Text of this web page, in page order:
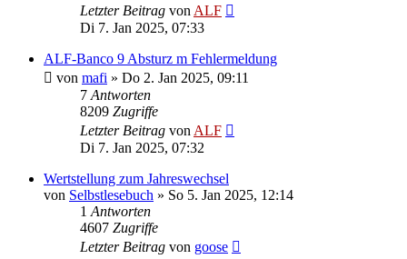
Letzter Beitrag von ALF
Di 7. Jan 2025, 07:33
ALF-Banco 9 Absturz m Fehlermeldung
von mafi » Do 2. Jan 2025, 09:11
7 Antworten
8209 Zugriffe
Letzter Beitrag von ALF
Di 7. Jan 2025, 07:32
Wertstellung zum Jahreswechsel
von Selbstlesebuch » So 5. Jan 2025, 12:14
1 Antworten
4607 Zugriffe
Letzter Beitrag von goose